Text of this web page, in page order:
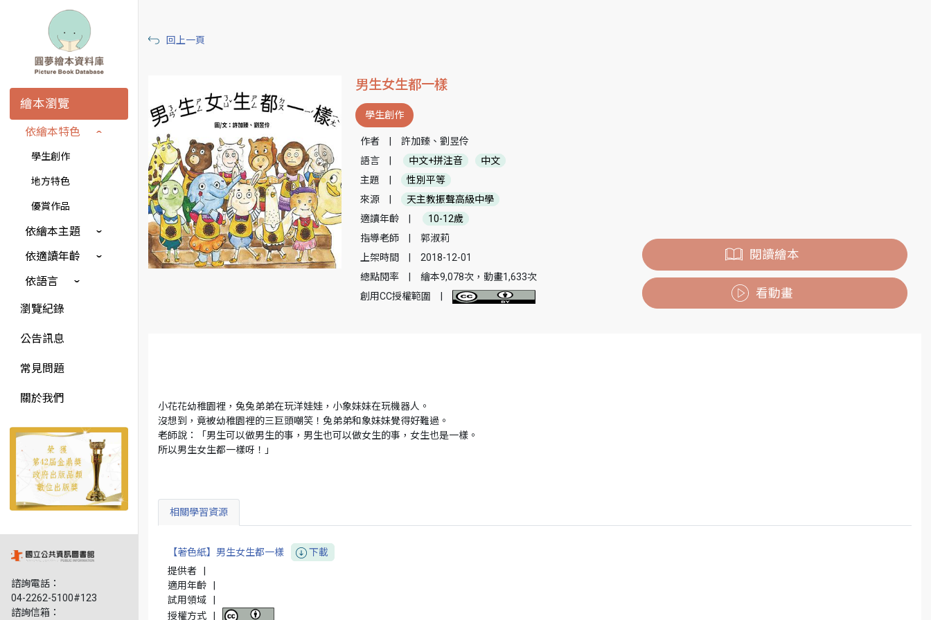
繪本瀏覽
依繪本特色
學生創作
地方特色
優賞作品
依繪本主題
依適讀年齡
依語言
瀏覽紀錄
公告訊息
常見問題
關於我們
諮詢電話：
04-2262-5100#123
諮詢信箱：
回上一頁
男生女生都一樣
學生創作
作者
許加臻、劉昱伶
語言
中文+拼注音
中文
主題
性別平等
來源
天主教振聲高級中學
適讀年齡
10-12歲
指導老師
郭淑莉
上架時間
2018-12-01
總點閱率
繪本9,078次，動畫1,633次
創用CC授權範圍
閱讀繪本
看動畫
小花花幼稚園裡，兔兔弟弟在玩洋娃娃，小象妹妹在玩機器人。
沒想到，竟被幼稚園裡的三巨頭嘲笑！兔弟弟和象妹妹覺得好難過。
老師說：「男生可以做男生的事，男生也可以做女生的事，女生也是一樣。
所以男生女生都一樣呀！」
相關學習資源
【著色紙】男生女生都一樣
下載
提供者
適用年齡
試用領域
授權方式